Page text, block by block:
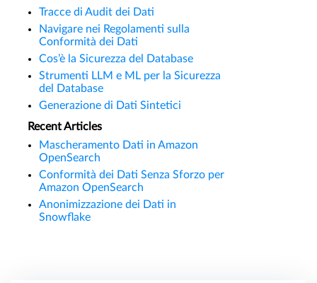
Tracce di Audit dei Dati
Navigare nei Regolamenti sulla
Conformità dei Dati
Cos’è la Sicurezza del Database
Strumenti LLM e ML per la Sicurezza
del Database
Generazione di Dati Sintetici
Recent Articles
Mascheramento Dati in Amazon
OpenSearch
Conformità dei Dati Senza Sforzo per
Amazon OpenSearch
Anonimizzazione dei Dati in
Snowflake